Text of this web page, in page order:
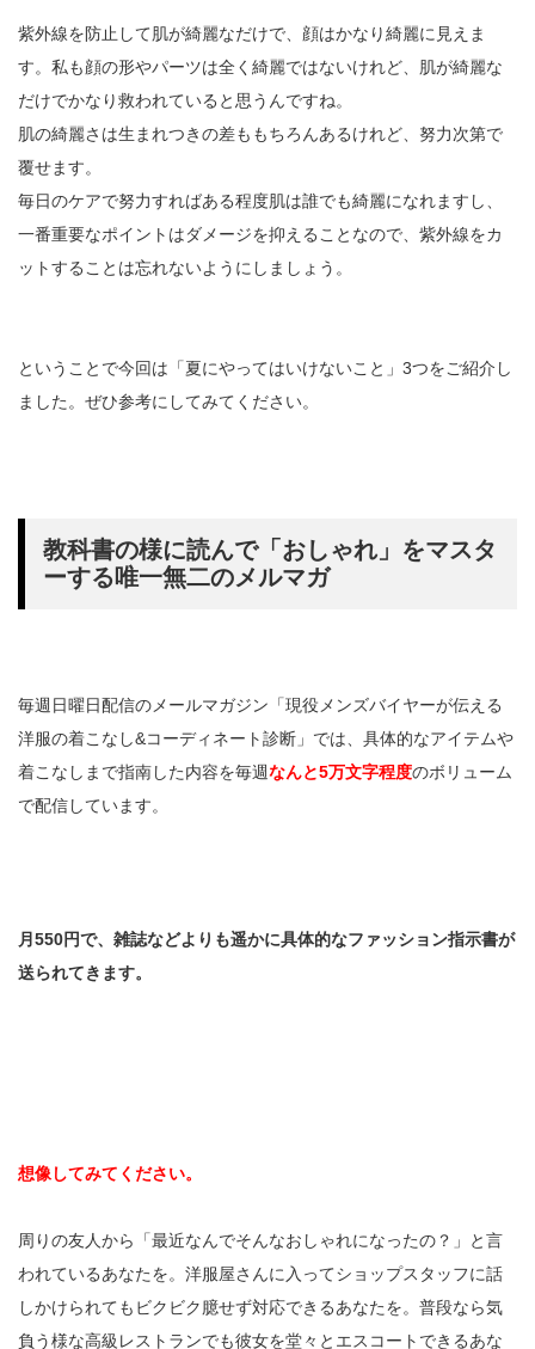
紫外線を防止して肌が綺麗なだけで、顔はかなり綺麗に見えま
す。私も顔の形やパーツは全く綺麗ではないけれど、肌が綺麗な
だけでかなり救われていると思うんですね。
肌の綺麗さは生まれつきの差ももちろんあるけれど、努力次第で
覆せます。
毎日のケアで努力すればある程度肌は誰でも綺麗になれますし、
一番重要なポイントはダメージを抑えることなので、紫外線をカ
ットすることは忘れないようにしましょう。
ということで今回は「夏にやってはいけないこと」3つをご紹介し
ました。ぜひ参考にしてみてください。
教科書の様に読んで「おしゃれ」をマスタ
ーする唯一無二のメルマガ
毎週日曜日配信のメールマガジン「現役メンズバイヤーが伝える
洋服の着こなし&コーディネート診断」では、具体的なアイテムや
着こなしまで指南した内容を毎週なんと5万文字程度のボリューム
で配信しています。
月550円で、雑誌などよりも遥かに具体的なファッション指示書が
送られてきます。
想像してみてください。
周りの友人から「最近なんでそんなおしゃれになったの？」と言
われているあなたを。洋服屋さんに入ってショップスタッフに話
しかけられてもビクビク臆せず対応できるあなたを。普段なら気
負う様な高級レストランでも彼女を堂々とエスコートできるあな